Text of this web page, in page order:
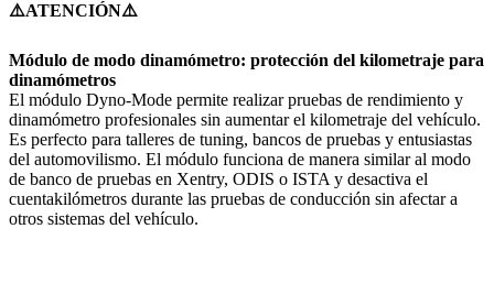
⚠️ATENCIÓN⚠️
Módulo de modo dinamómetro: protección del kilometraje para
dinamómetros
El módulo Dyno-Mode permite realizar pruebas de rendimiento y
dinamómetro profesionales sin aumentar el kilometraje del vehículo.
Es perfecto para talleres de tuning, bancos de pruebas y entusiastas
del automovilismo. El módulo funciona de manera similar al modo
de banco de pruebas en Xentry, ODIS o ISTA y desactiva el
cuentakilómetros durante las pruebas de conducción sin afectar a
otros sistemas del vehículo.